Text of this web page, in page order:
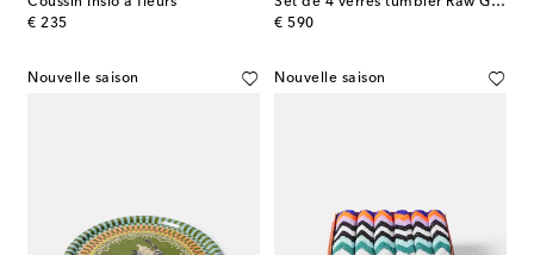
€ 235
original price
€ 590
original price
Nouvelle saison Nouvelle saison